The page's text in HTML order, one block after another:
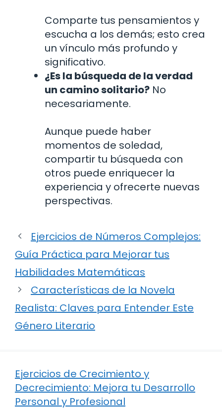
Comparte tus pensamientos y
escucha a los demás; esto crea
un vínculo más profundo y
significativo.
¿Es la búsqueda de la verdad
un camino solitario? No
necesariamente.
Aunque puede haber
momentos de soledad,
compartir tu búsqueda con
otros puede enriquecer la
experiencia y ofrecerte nuevas
perspectivas.
Ejercicios de Números Complejos:
Guía Práctica para Mejorar tus
Habilidades Matemáticas
Características de la Novela
Realista: Claves para Entender Este
Género Literario
Ejercicios de Crecimiento y
Decrecimiento: Mejora tu Desarrollo
Personal y Profesional